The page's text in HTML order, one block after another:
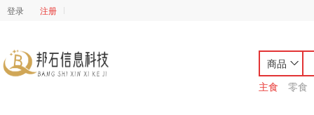
登录 注册
商品
主食
零食